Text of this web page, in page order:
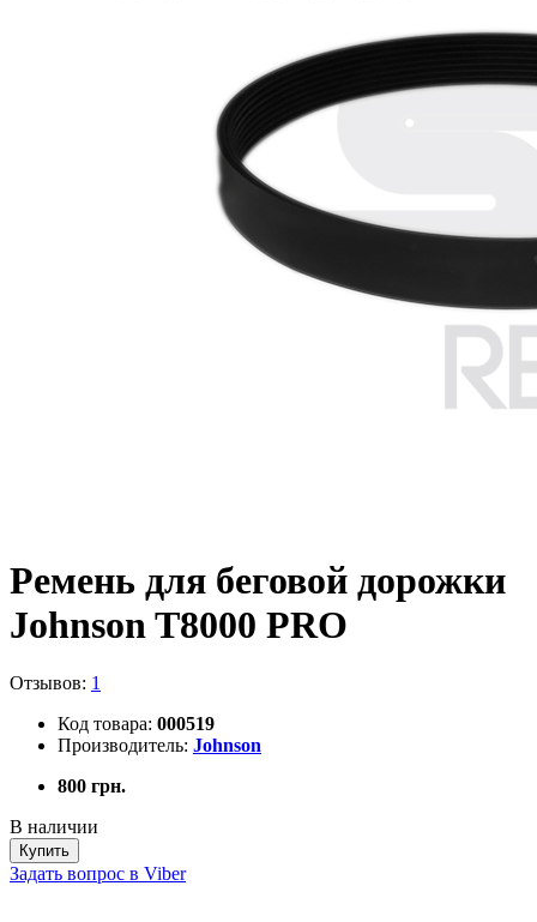
Ремень для беговой дорожки
Johnson T8000 PRO
Отзывов: 1
Код товара: 000519
Производитель: Johnson
800 грн.
В наличии
Купить
Задать вопрос в Viber